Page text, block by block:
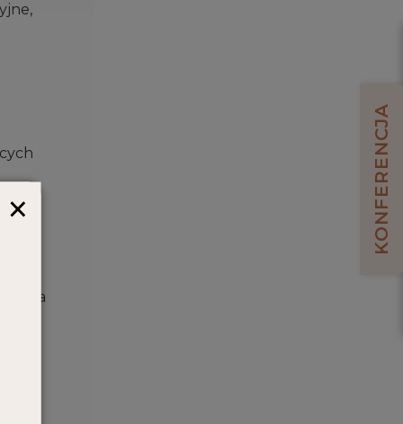
ma
KONFERENCJA
×